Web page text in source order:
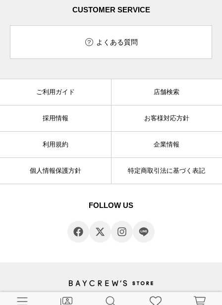
CUSTOMER SERVICE
よくある質問
ご利用ガイド 店舗検索
採用情報 お客様対応方針
利用規約 企業情報
個人情報保護方針 特定商取引法に基づく表記
FOLLOW US
© BAYCREW’S CO., LTD. All rights reserved.